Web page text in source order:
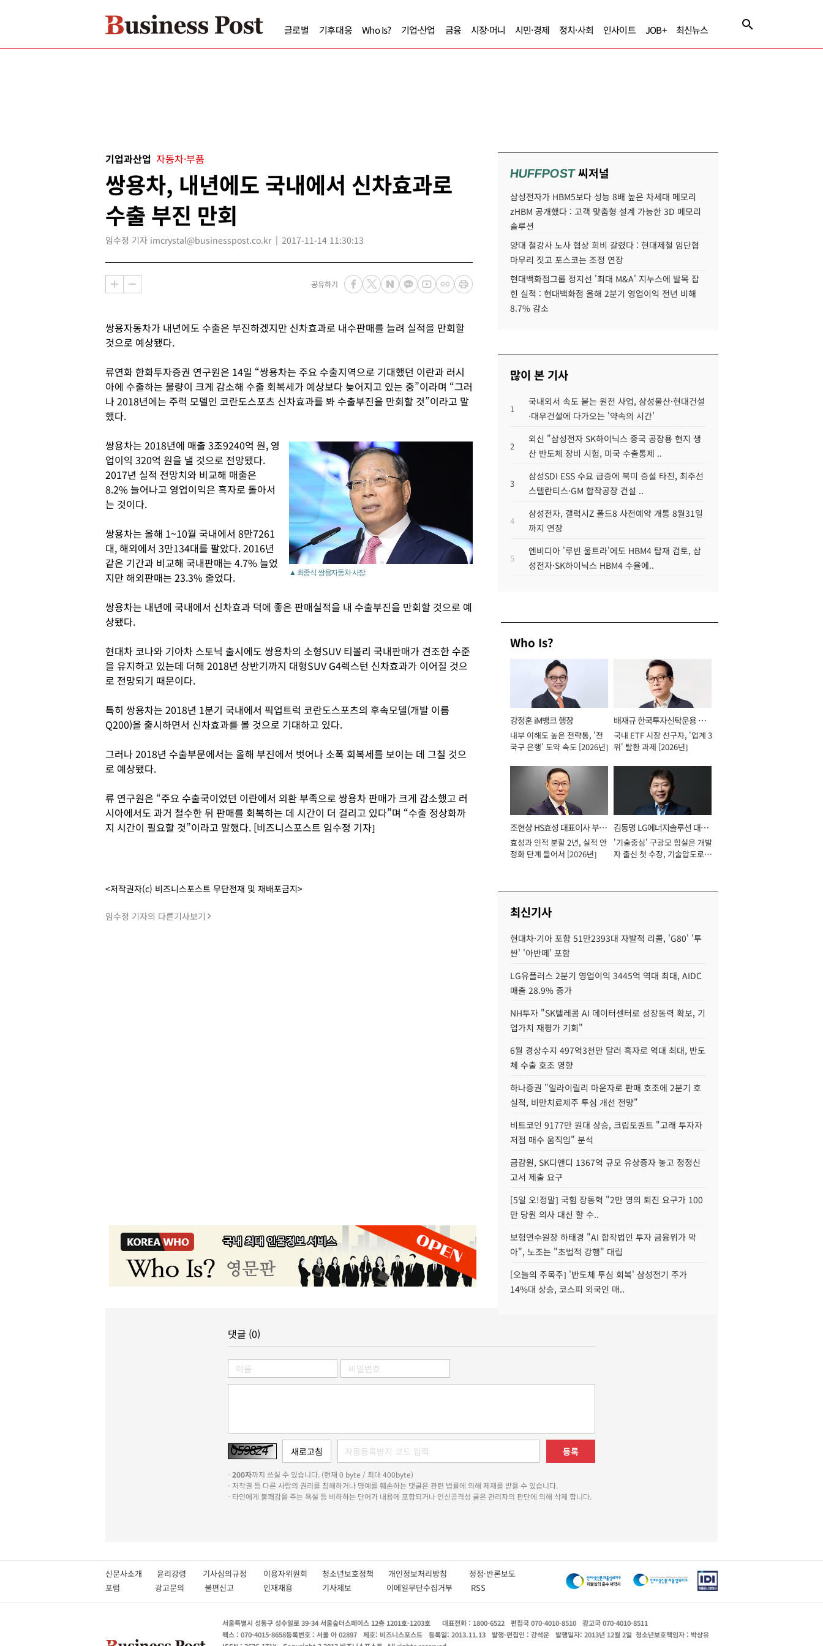
글로벌 기후대응 Who Is? 기업·산업 금융 시장·머니 시민·경제 정치·사회 인사이트 JOB+ 최신뉴스
기업과산업 자동차·부품
쌍용차, 내년에도 국내에서 신차효과로
수출 부진 만회
임수정 기자 imcrystal@businesspost.co.kr 2017-11-14 11:30:13
공유하기
쌍용자동차가 내년에도 수출은 부진하겠지만 신차효과로 내수판매를 늘려 실적을 만회할
것으로 예상됐다.
류연화 한화투자증권 연구원은 14일 “쌍용차는 주요 수출지역으로 기대했던 이란과 러시
아에 수출하는 물량이 크게 감소해 수출 회복세가 예상보다 늦어지고 있는 중”이라며 “그러
나 2018년에는 주력 모델인 코란도스포츠 신차효과를 봐 수출부진을 만회할 것”이라고 말
했다.
▲ 최종식 쌍용자동차 사장.
쌍용차는 2018년에 매출 3조9240억 원, 영
업이익 320억 원을 낼 것으로 전망됐다.
2017년 실적 전망치와 비교해 매출은
8.2% 늘어나고 영업이익은 흑자로 돌아서
는 것이다.
쌍용차는 올해 1~10월 국내에서 8만7261
대, 해외에서 3만134대를 팔았다. 2016년
같은 기간과 비교해 국내판매는 4.7% 늘었
지만 해외판매는 23.3% 줄었다.
쌍용차는 내년에 국내에서 신차효과 덕에 좋은 판매실적을 내 수출부진을 만회할 것으로 예
상됐다.
현대차 코나와 기아차 스토닉 출시에도 쌍용차의 소형SUV 티볼리 국내판매가 견조한 수준
을 유지하고 있는데 더해 2018년 상반기까지 대형SUV G4렉스턴 신차효과가 이어질 것으
로 전망되기 때문이다.
특히 쌍용차는 2018년 1분기 국내에서 픽업트럭 코란도스포츠의 후속모델(개발 이름
Q200)을 출시하면서 신차효과를 볼 것으로 기대하고 있다.
그러나 2018년 수출부문에서는 올해 부진에서 벗어나 소폭 회복세를 보이는 데 그칠 것으
로 예상됐다.
류 연구원은 “주요 수출국이었던 이란에서 외환 부족으로 쌍용차 판매가 크게 감소했고 러
시아에서도 과거 철수한 뒤 판매를 회복하는 데 시간이 더 걸리고 있다”며 “수출 정상화까
지 시간이 필요할 것”이라고 말했다. [비즈니스포스트 임수정 기자]
<저작권자(c) 비즈니스포스트 무단전재 및 재배포금지>
임수정 기자의 다른기사보기
HUFFPOST씨저널
삼성전자가 HBM5보다 성능 8배 높은 차세대 메모리
zHBM 공개했다 : 고객 맞춤형 설계 가능한 3D 메모리
솔루션
양대 철강사 노사 협상 희비 갈렸다 : 현대제철 임단협
마무리 짓고 포스코는 조정 연장
현대백화점그룹 정지선 '최대 M&A' 지누스에 발목 잡
힌 실적 : 현대백화점 올해 2분기 영업이익 전년 비해
8.7% 감소
많이 본 기사
1
국내외서 속도 붙는 원전 사업, 삼성물산·현대건설
·대우건설에 다가오는 '약속의 시간'
2
외신 "삼성전자 SK하이닉스 중국 공장용 현지 생
산 반도체 장비 시험, 미국 수출통제 ..
3
삼성SDI ESS 수요 급증에 북미 증설 타진, 최주선
스텔란티스·GM 합작공장 건설 ..
4
삼성전자, 갤럭시Z 폴드8 사전예약 개통 8월31일
까지 연장
5
엔비디아 '루빈 울트라'에도 HBM4 탑재 검토, 삼
성전자·SK하이닉스 HBM4 수율에..
Who Is?
강정훈 iM뱅크 행장
내부 이해도 높은 전략통, '전
국구 은행' 도약 속도 [2026년]
배재규 한국투자신탁운용 대
표이사 사장
국내 ETF 시장 선구자, '업계 3
위' 탈환 과제 [2026년]
조현상 HS효성 대표이사 부회
장
효성과 인적 분할 2년, 실적 안
정화 단계 들어서 [2026년]
김동명 LG에너지솔루션 대표
이사 사장
'기술중심' 구광모 힘실은 개발
자 출신 첫 수장, 기술압도로
최신기사
현대차·기아 포함 51만2393대 자발적 리콜, 'G80' '투
싼' '아반떼' 포함
LG유플러스 2분기 영업이익 3445억 역대 최대, AIDC
매출 28.9% 증가
NH투자 "SK텔레콤 AI 데이터센터로 성장동력 확보, 기
업가치 재평가 기회"
6월 경상수지 497억3천만 달러 흑자로 역대 최대, 반도
체 수출 호조 영향
하나증권 "일라이릴리 마운자로 판매 호조에 2분기 호
실적, 비만치료제주 투심 개선 전망"
비트코인 9177만 원대 상승, 크립토퀀트 "고래 투자자
저점 매수 움직임" 분석
금감원, SK디앤디 1367억 규모 유상증자 놓고 정정신
고서 제출 요구
[5일 오!정말] 국힘 장동혁 "2만 명의 퇴진 요구가 100
만 당원 의사 대신 할 수..
보험연수원장 하태경 "AI 합작법인 투자 금융위가 막
아", 노조는 "초법적 강행" 대립
[오늘의 주목주] '반도체 투심 회복' 삼성전기 주가
14%대 상승, 코스피 외국인 매..
댓글 (0)
등록
-200자까지 쓰실 수 있습니다. (현재 0 byte / 최대 400byte)
- 저작권 등 다른 사람의 권리를 침해하거나 명예를 훼손하는 댓글은 관련 법률에 의해 제재를 받을 수 있습니다.
- 타인에게 불쾌감을 주는 욕설 등 비하하는 단어가 내용에 포함되거나 인신공격성 글은 관리자의 판단에 의해 삭제 합니다.
신문사소개 윤리강령 기사심의규정 이용자위원회 청소년보호정책 개인정보처리방침 정정·반론보도
포럼
광고문의 불편신고 인재채용 기사제보 이메일무단수집거부 RSS
서울특별시 성동구 성수일로 39-34 서울숲더스페이스 12층 1201호-1203호 대표전화 : 1800-6522 편집국 070-4010-8510
광고국 070-4010-8511
팩스 : 070-4015-8658등록번호 : 서울 아 02897 제호: 비즈니스포스트 등록일: 2013.11.13 발행·편집인 : 강석운 발행일자: 2013년 12월 2일 청소년보호책임자 : 박상유